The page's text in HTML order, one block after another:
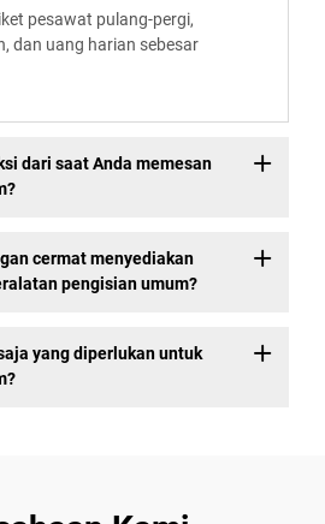
pesawat pulang-pergi,
dan uang harian sebesar
dari saat Anda memesan
cermat menyediakan
pengisian umum?
yang diperlukan untuk